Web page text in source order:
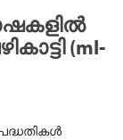
(ml-
പദ്ധതികൾ